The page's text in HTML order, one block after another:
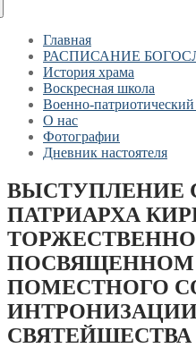
Главная
РАСПИСАНИЕ
История храма
Воскресная школа
Военно-
О нас
Фотографии
Дневник настоятеля
ВЫСТУПЛЕНИЕ
ПАТРИАРХА
ПОСВЯЩЕННОМ
ПОМЕСТНОГО
СВЯТЕЙШЕСТВА